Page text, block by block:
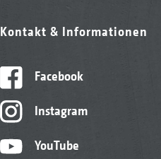
Kontakt & Informationen
Facebook
Instagram
YouTube